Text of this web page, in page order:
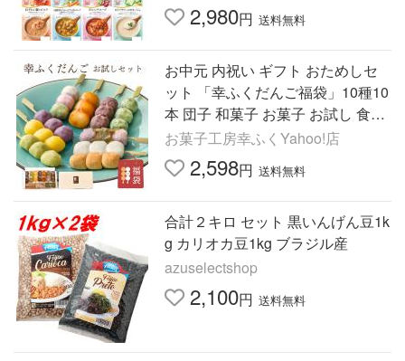
2,980円 送料無料
お中元 内祝い ギフト おためしセ
ット 「幸ふくだんご福袋」10種10
本 団子 和菓子 お菓子 お試し 食べ
物 縁起
お菓子工房幸ふくYahoo!店
2,598円 送料無料
合計２キロ セット 黒いんげん豆1k
g カリオカ豆1kg ブラジル産
azuselectshop
2,100円 送料無料